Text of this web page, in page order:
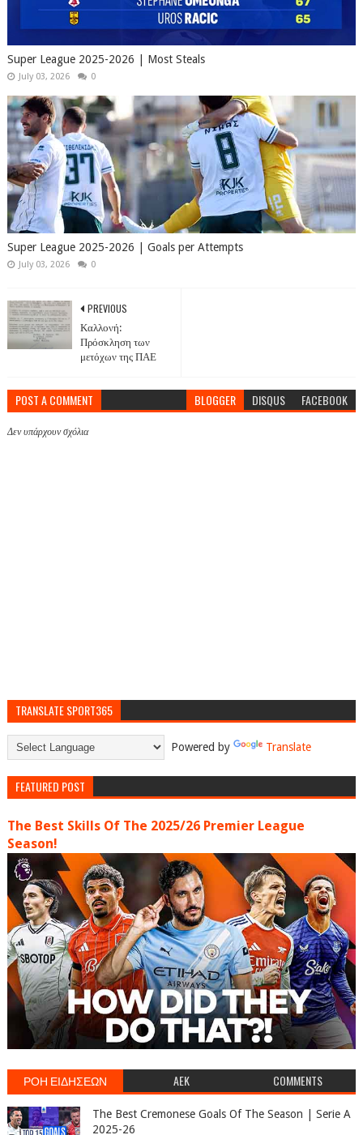
Super League 2025-2026 | Most Steals
July 03, 2026 0
Super League 2025-2026 | Goals per Attempts
July 03, 2026 0
PREVIOUS
Καλλονή:
Πρόσκληση των
μετόχων της ΠΑΕ
POST A COMMENT BLOGGER DISQUS FACEBOOK
Δεν υπάρχουν σχόλια
TRANSLATE SPORT365
Powered by Translate
FEATURED POST
The Best Skills Of The 2025/26 Premier League
Season!
ΡΟΗ ΕΙΔΗΣΕΩΝ AEK COMMENTS
The Best Cremonese Goals Of The Season | Serie A
2025-26